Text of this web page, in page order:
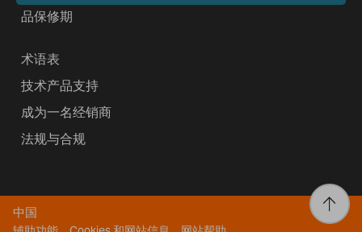
品保修期
术语表
技术产品支持
成为一名经销商
法规与合规
中国